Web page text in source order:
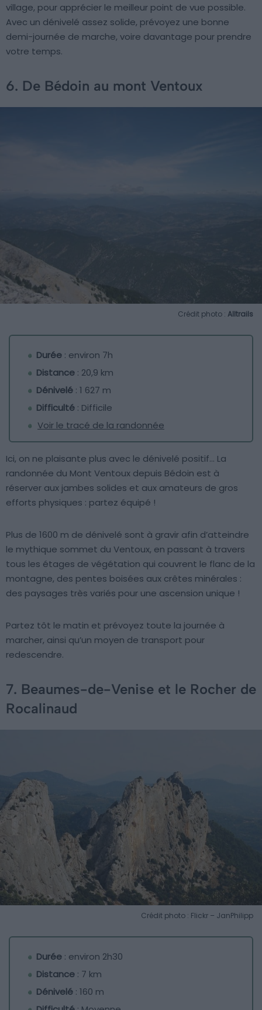
village, pour apprécier le meilleur point de vue possible.
Avec un dénivelé assez solide, prévoyez une bonne
demi-journée de marche, voire davantage pour prendre
votre temps.
6. De Bédoin au mont Ventoux
Crédit photo : Alltrails
Durée : environ 7h
Distance : 20,9 km
Dénivelé : 1 627 m
Difficulté : Difficile
Voir le tracé de la randonnée
Ici, on ne plaisante plus avec le dénivelé positif… La
randonnée du Mont Ventoux depuis Bédoin est à
réserver aux jambes solides et aux amateurs de gros
efforts physiques : partez équipé !
Plus de 1600 m de dénivelé sont à gravir afin d’atteindre
le mythique sommet du Ventoux, en passant à travers
tous les étages de végétation qui couvrent le flanc de la
montagne, des pentes boisées aux crêtes minérales :
des paysages très variés pour une ascension unique !
Partez tôt le matin et prévoyez toute la journée à
marcher, ainsi qu’un moyen de transport pour
redescendre.
7. Beaumes-de-Venise et le Rocher de
Rocalinaud
Crédit photo : Flickr – JanPhilipp
Durée : environ 2h30
Distance : 7 km
Dénivelé : 160 m